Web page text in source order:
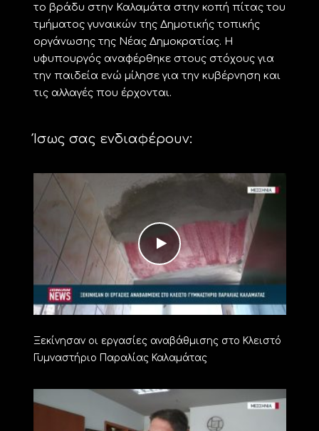
το βράδυ στην Καλαμάτα στην κοπή πίτας του
τμήματος γυναικών της Δημοτικής τοπικής
οργάνωσης της Νέας Δημοκρατίας. Η
υφυπουργός αναφέρθηκε στους στόχους για
την παιδεία ενώ μίλησε για την κυβέρνηση και
τις αλλαγές που έρχονται.
Ίσως σας ενδιαφέρουν:
Ξεκίνησαν οι εργασίες αναβάθμισης στο Κλειστό
Γυμναστήριο Παραλίας Καλαμάτας